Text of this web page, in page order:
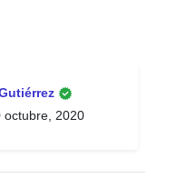
octubre, 2020